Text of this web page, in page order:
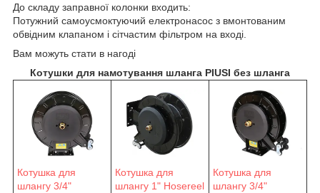
До складу заправної колонки входить:
Потужний самоусмоктуючий електронасос з вмонтованим
обвідним клапаном і сітчастим фільтром на вході.
Вам можуть стати в нагоді
Котушки для намотування шланга PIUSI без шланга
Котушка для
шлангу 3/4"
Котушка для
шлангу 1" Hosereel
Котушка для
шлангу 3/4"